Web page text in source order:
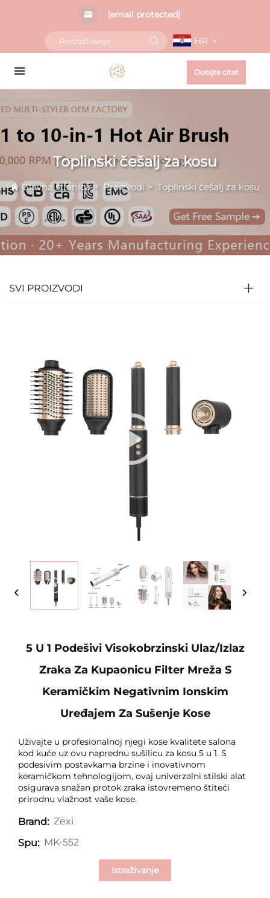
[email protected]
HR
Dobijte citat
Toplinski češalj za kosu
Glavna stranica> Proizvodi > Toplinski češalj za kosu
SVI PROIZVODI
5 U 1 Podešivi Visokobrzinski Ulaz/izlaz
Zraka Za Kupaonicu Filter Mreža S
Keramičkim Negativnim Ionskim
Uređajem Za Sušenje Kose
Uživajte u profesionalnoj njegi kose kvalitete salona
kod kuće uz ovu naprednu sušilicu za kosu 5 u 1. S
podesivim postavkama brzine i inovativnom
keramičkom tehnologijom, ovaj univerzalni stilski alat
osigurava snažan protok zraka istovremeno štiteći
prirodnu vlažnost vaše kose.
Brand: Zexi
Spu: MK-552
Istraživanje